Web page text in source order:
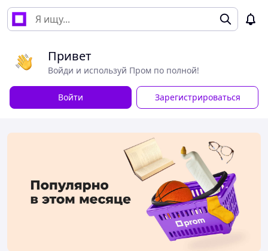
Привет
Войди и используй Пром по полной!
Войти Зарегистрироваться